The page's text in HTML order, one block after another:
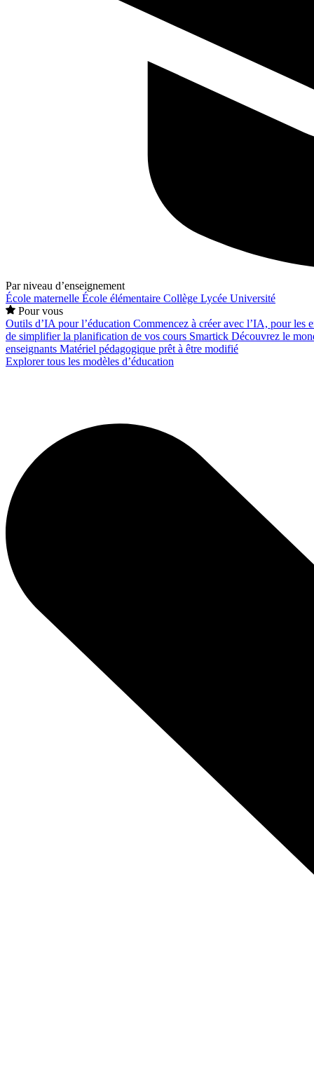
Par niveau d’enseignement
École maternelle École élémentaire Collège Lycée Université
Pour vous
Outils d’IA pour l’éducation Commencez à créer avec l’IA, pour les
de simplifier la planification de vos cours Smartick Découvrez le
enseignants Matériel pédagogique prêt à être modifié
Explorer tous les modèles d’éducation